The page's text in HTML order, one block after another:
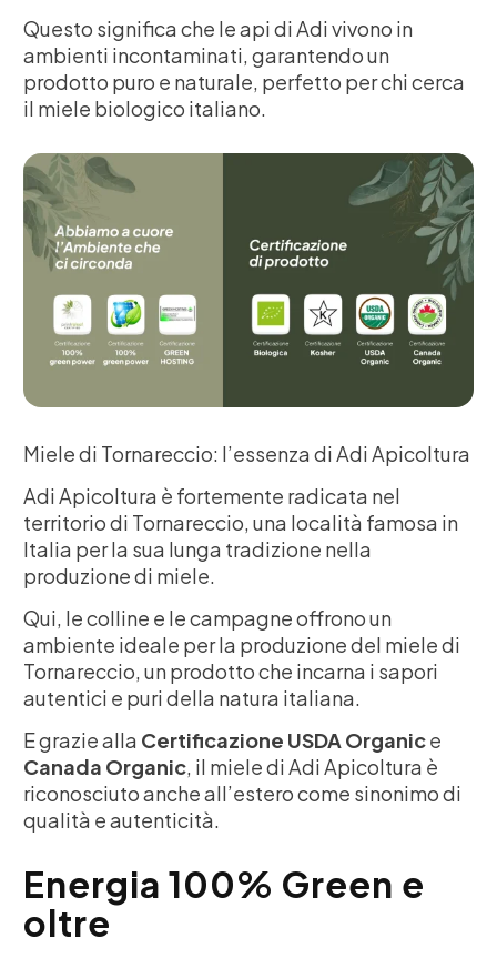
Questo significa che le api di Adi vivono in
ambienti incontaminati, garantendo un
prodotto puro e naturale, perfetto per chi cerca
il miele biologico italiano.
Miele di Tornareccio: l’essenza di Adi Apicoltura
Adi Apicoltura è fortemente radicata nel
territorio di Tornareccio, una località famosa in
Italia per la sua lunga tradizione nella
produzione di miele.
Qui, le colline e le campagne offrono un
ambiente ideale per la produzione del miele di
Tornareccio, un prodotto che incarna i sapori
autentici e puri della natura italiana.
E grazie alla Certificazione USDA Organice
Canada Organic, il miele di Adi Apicoltura è
riconosciuto anche all’estero come sinonimo di
qualità e autenticità.
Energia 100% Green e
oltre